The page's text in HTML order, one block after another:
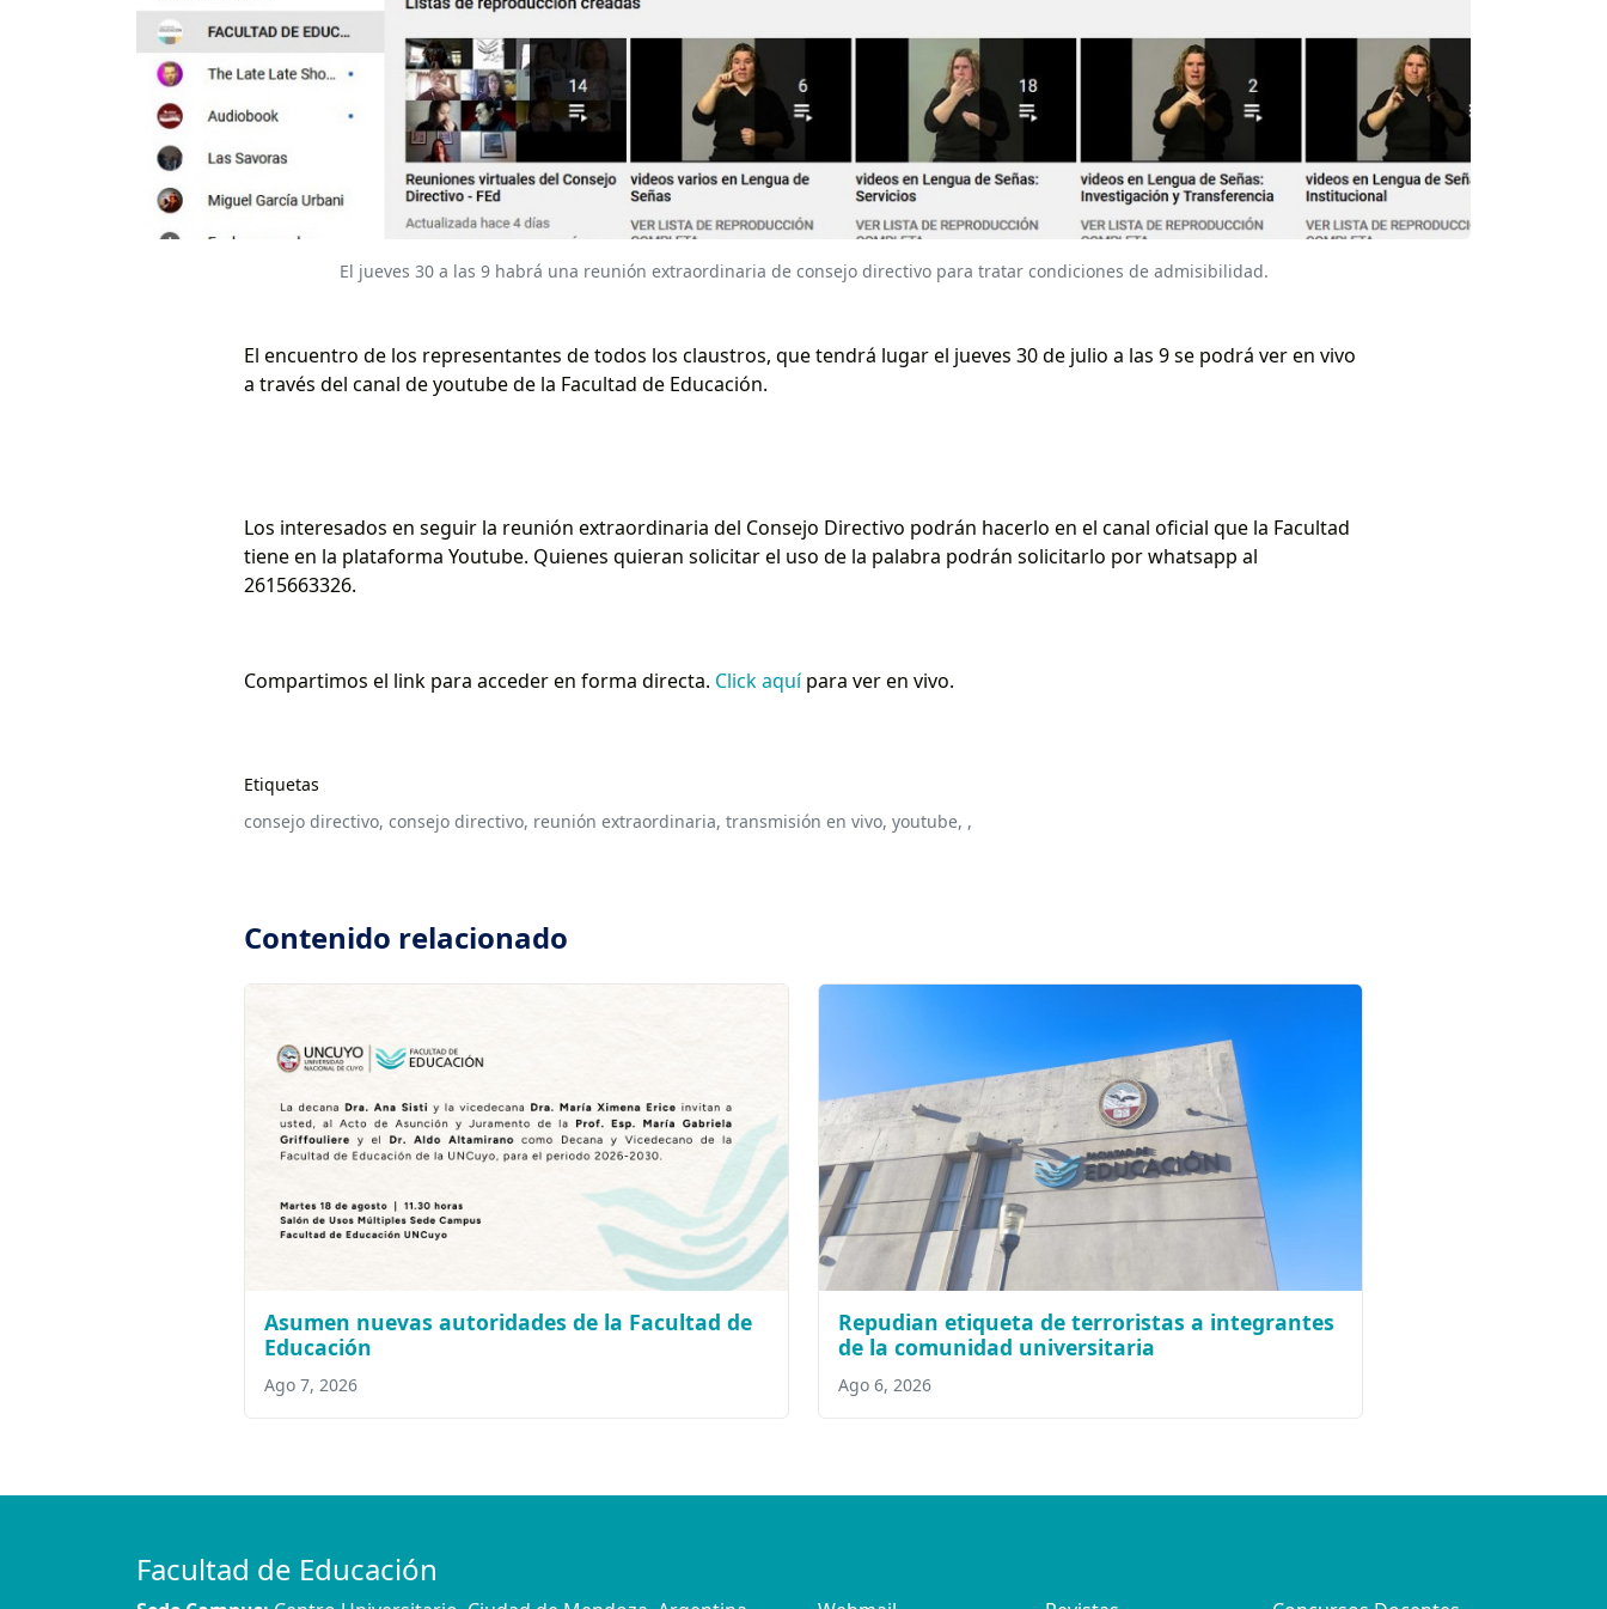
El jueves 30 a las 9 habrá una reunión extraordinaria de consejo directivo para tratar condiciones de admisibilidad.
El encuentro de los representantes de todos los claustros, que tendrá lugar el jueves 30 de julio a las 9 se podrá ver en vivo
a través del canal de youtube de la Facultad de Educación.
Los interesados en seguir la reunión extraordinaria del Consejo Directivo podrán hacerlo en el canal oficial que la Facultad
tiene en la plataforma Youtube. Quienes quieran solicitar el uso de la palabra podrán solicitarlo por whatsapp al
2615663326.
Compartimos el link para acceder en forma directa. Click aquípara ver en vivo.
Etiquetas
consejo directivo, consejo directivo, reunión extraordinaria, transmisión en vivo, youtube, ,
Contenido relacionado
Asumen nuevas autoridades de la Facultad de
Educación
Ago 7, 2026
Repudian etiqueta de terroristas a integrantes
de la comunidad universitaria
Ago 6, 2026
Facultad de Educación